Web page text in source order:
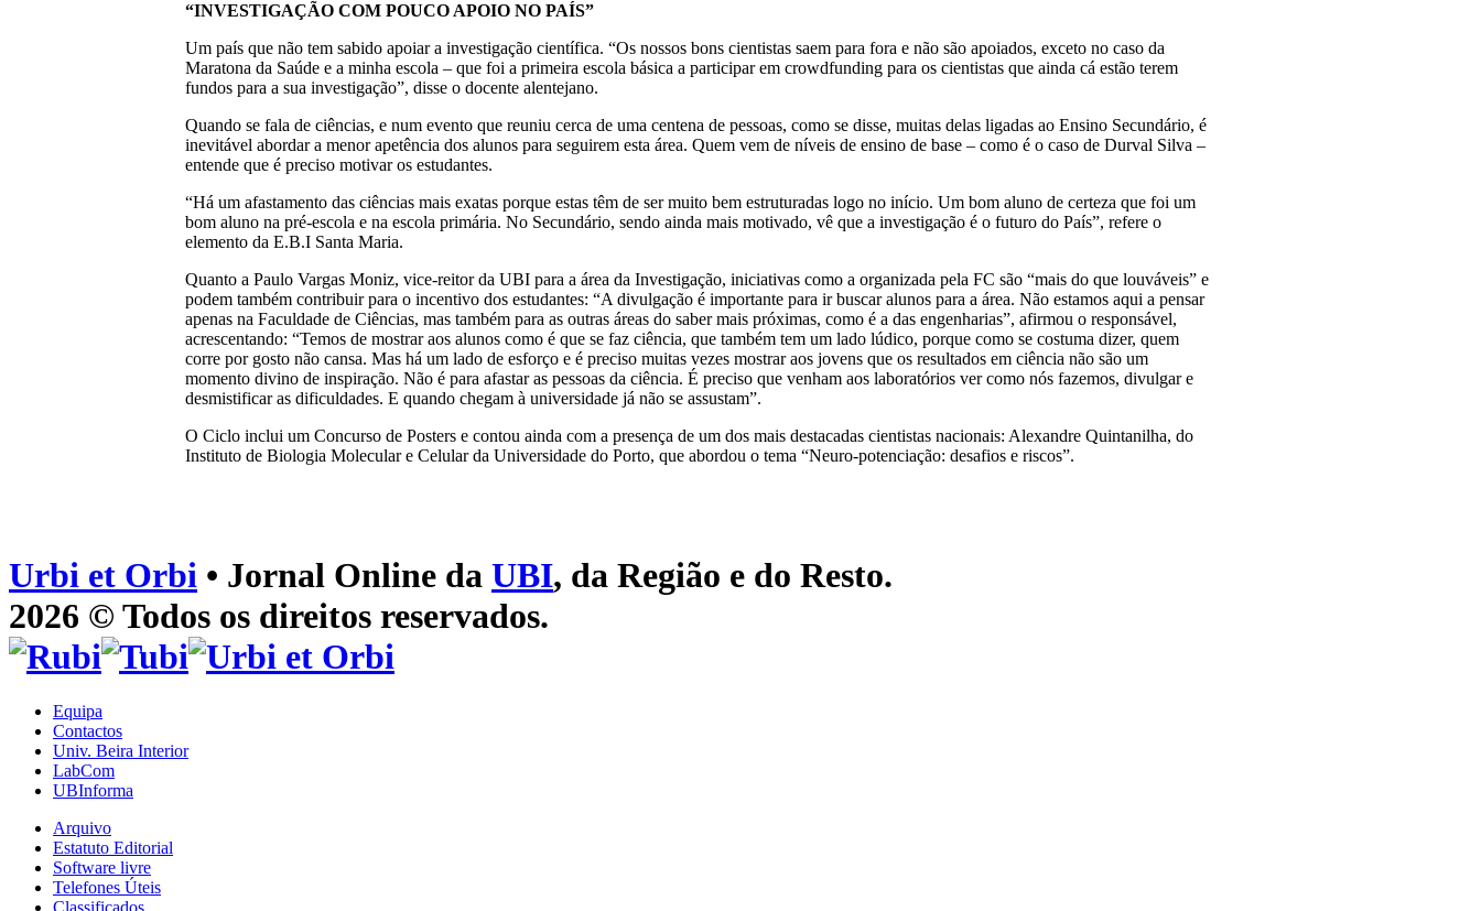
“INVESTIGAÇÃO COM POUCO APOIO NO PAÍS”
Um país que não tem sabido apoiar a investigação científica. “Os nossos bons cientistas saem para fora e não são apoiados, exceto no caso da
Maratona da Saúde e a minha escola – que foi a primeira escola básica a participar em crowdfunding para os cientistas que ainda cá estão terem
fundos para a sua investigação”, disse o docente alentejano.
Quando se fala de ciências, e num evento que reuniu cerca de uma centena de pessoas, como se disse, muitas delas ligadas ao Ensino Secundário, é
inevitável abordar a menor apetência dos alunos para seguirem esta área. Quem vem de níveis de ensino de base – como é o caso de Durval Silva –
entende que é preciso motivar os estudantes.
“Há um afastamento das ciências mais exatas porque estas têm de ser muito bem estruturadas logo no início. Um bom aluno de certeza que foi um
bom aluno na pré-escola e na escola primária. No Secundário, sendo ainda mais motivado, vê que a investigação é o futuro do País”, refere o
elemento da E.B.I Santa Maria.
Quanto a Paulo Vargas Moniz, vice-reitor da UBI para a área da Investigação, iniciativas como a organizada pela FC são “mais do que louváveis” e
podem também contribuir para o incentivo dos estudantes: “A divulgação é importante para ir buscar alunos para a área. Não estamos aqui a pensar
apenas na Faculdade de Ciências, mas também para as outras áreas do saber mais próximas, como é a das engenharias”, afirmou o responsável,
acrescentando: “Temos de mostrar aos alunos como é que se faz ciência, que também tem um lado lúdico, porque como se costuma dizer, quem
corre por gosto não cansa. Mas há um lado de esforço e é preciso muitas vezes mostrar aos jovens que os resultados em ciência não são um
momento divino de inspiração. Não é para afastar as pessoas da ciência. É preciso que venham aos laboratórios ver como nós fazemos, divulgar e
desmistificar as dificuldades. E quando chegam à universidade já não se assustam”.
O Ciclo inclui um Concurso de Posters e contou ainda com a presença de um dos mais destacadas cientistas nacionais: Alexandre Quintanilha, do
Instituto de Biologia Molecular e Celular da Universidade do Porto, que abordou o tema “Neuro-potenciação: desafios e riscos”.
Urbi et Orbi • Jornal Online da UBI, da Região e do Resto.
2026 © Todos os direitos reservados.
Equipa
Contactos
Univ. Beira Interior
LabCom
UBInforma
Arquivo
Estatuto Editorial
Software livre
Telefones Úteis
Classificados